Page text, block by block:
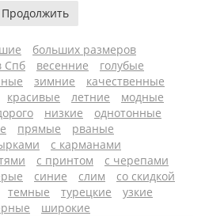
Продолжить
больших размеров
Спб весенние
голубые
зимние
качественные
красивые летние
модные
низкие
однотонные
прямые
рваные
с карманами
с принтом
с черепами
синие слим
со скидкой
темные турецкие
узкие
широкие